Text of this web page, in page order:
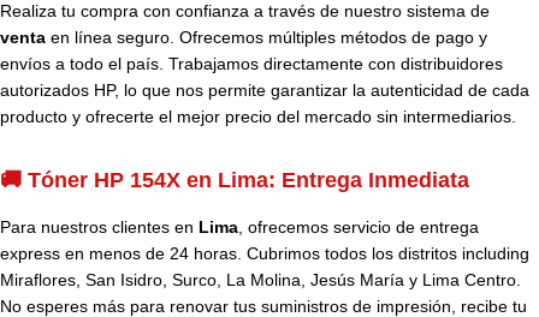
Realiza tu compra con confianza a través de nuestro sistema de
venta en línea seguro. Ofrecemos múltiples métodos de pago y
envíos a todo el país. Trabajamos directamente con distribuidores
autorizados HP, lo que nos permite garantizar la autenticidad de cada
producto y ofrecerte el mejor precio del mercado sin intermediarios.
🚚 Tóner HP 154X en Lima: Entrega Inmediata
Para nuestros clientes en Lima , ofrecemos servicio de entrega
express en menos de 24 horas. Cubrimos todos los distritos including
Miraflores, San Isidro, Surco, La Molina, Jesús María y Lima Centro.
No esperes más para renovar tus suministros de impresión, recibe tu